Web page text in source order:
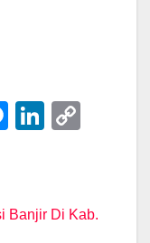
M
e
Li
e
y
Banjir Di Kab.